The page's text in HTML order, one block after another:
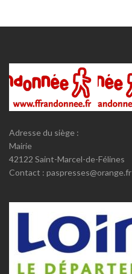
Adresse du siège :
Mairie
42122 Saint-Marcel-de-Félines
Contact : paspresses@orange.fr